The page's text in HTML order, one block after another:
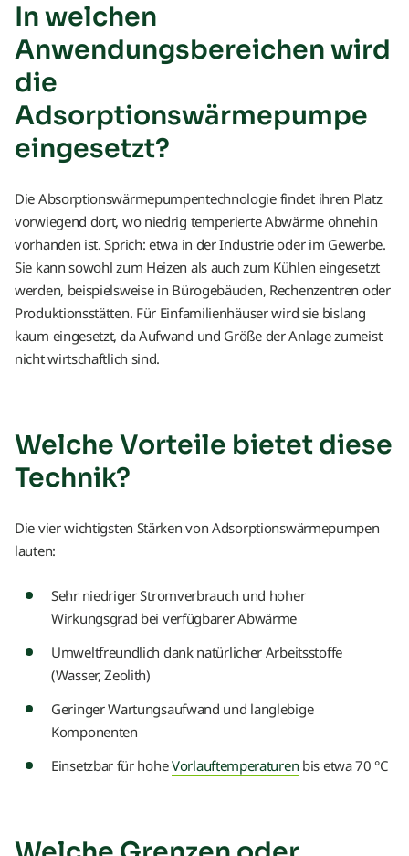
In welchen
Anwendungsbereichen wird
die
Adsorptionswärmepumpe
eingesetzt?
Die Absorptionswärmepumpentechnologie findet ihren Platz
vorwiegend dort, wo niedrig temperierte Abwärme ohnehin
vorhanden ist. Sprich: etwa in der Industrie oder im Gewerbe.
Sie kann sowohl zum Heizen als auch zum Kühlen eingesetzt
werden, beispielsweise in Bürogebäuden, Rechenzentren oder
Produktionsstätten. Für Einfamilienhäuser wird sie bislang
kaum eingesetzt, da Aufwand und Größe der Anlage zumeist
nicht wirtschaftlich sind.
Welche Vorteile bietet diese
Technik?
Die vier wichtigsten Stärken von Adsorptionswärmepumpen
lauten:
Sehr niedriger Stromverbrauch und hoher
Wirkungsgrad bei verfügbarer Abwärme
Umweltfreundlich dank natürlicher Arbeitsstoffe
(Wasser, Zeolith)
Geringer Wartungsaufwand und langlebige
Komponenten
Einsetzbar für hoheVorlauftemperaturen bis etwa 70 °C